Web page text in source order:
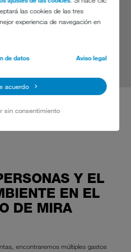
las cookies de las tres
experiencia de navegación en
de datos Aviso legal
acuerdo
sin consentimiento
Y EL
EN EL
DE MIRA
encontraremos múltiples gastos